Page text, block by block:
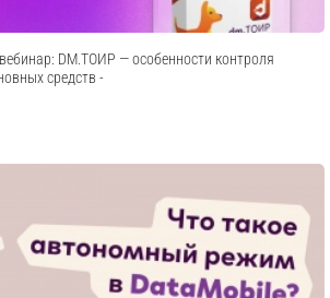
DM.ТОИР — особенности контроля
средств -